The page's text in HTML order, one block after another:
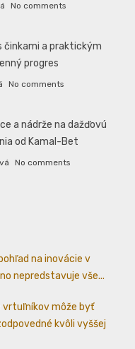
No comments
činkami a praktickým
progres
No comments
a nádrže na dažďovú
od Kamal-Bet
No comments
na inovácie v
nepredstavuje vše...
vrtuľníkov môže byť
kvôli vyššej